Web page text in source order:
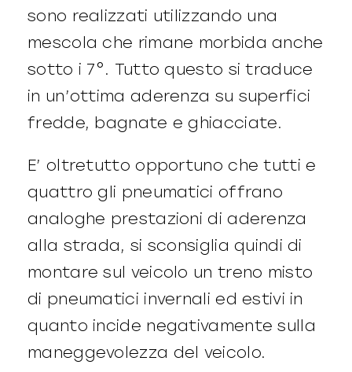
sono realizzati utilizzando una
mescola che rimane morbida anche
sotto i 7°. Tutto questo si traduce
in un’ottima aderenza su superfici
fredde, bagnate e ghiacciate.
E’ oltretutto opportuno che tutti e
quattro gli pneumatici offrano
analoghe prestazioni di aderenza
alla strada, si sconsiglia quindi di
montare sul veicolo un treno misto
di pneumatici invernali ed estivi in
quanto incide negativamente sulla
maneggevolezza del veicolo.